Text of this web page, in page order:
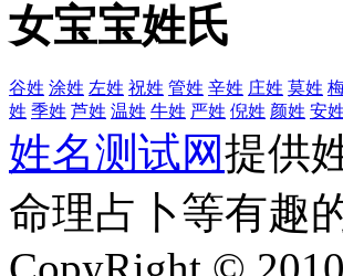
女宝宝姓氏
谷姓 涂姓 左姓 祝姓 管姓 辛姓 庄姓 莫姓
姓 季姓 芦姓 温姓 牛姓 严姓 倪姓 颜姓 安姓
姓名测试网提供
命理占卜等有趣